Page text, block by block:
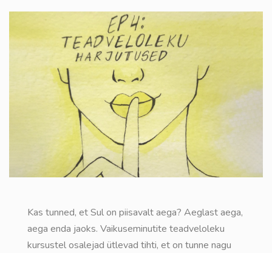
Kas tunned, et Sul on piisavalt aega? Aeglast aega,
aega enda jaoks. Vaikuseminutite teadveloleku
kursustel osalejad ütlevad tihti, et on tunne nagu